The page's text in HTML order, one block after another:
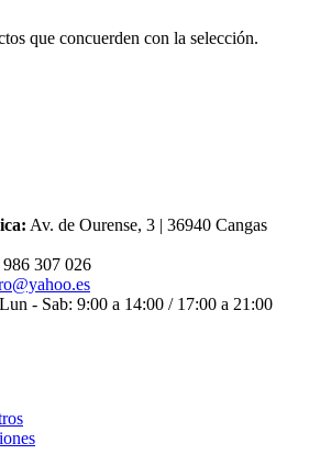
que concuerden con la selección.
Av. de Ourense, 3 | 36940 Cangas
307 026
Lun - Sab: 9:00 a 14:00 / 17:00 a 21:00